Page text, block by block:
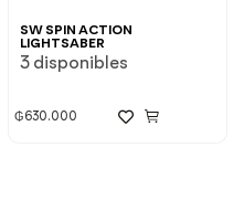
SW SPIN ACTION
LIGHTSABER
3 disponibles
₲630.000